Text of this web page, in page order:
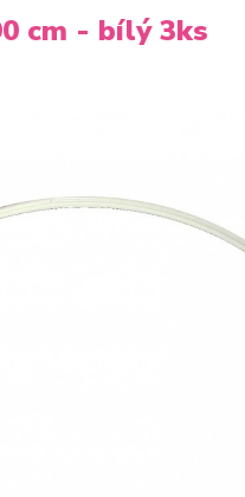
cm - bílý 3ks